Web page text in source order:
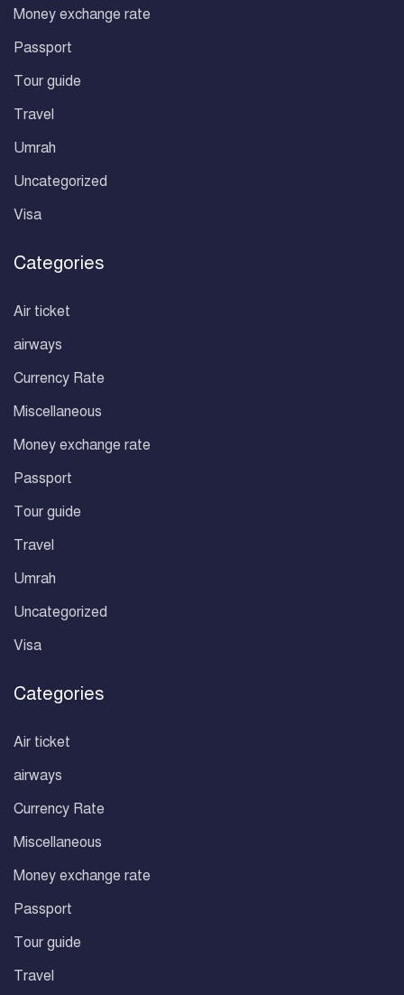
Money exchange rate
Passport
Tour guide
Travel
Umrah
Uncategorized
Visa
Categories
Air ticket
airways
Currency Rate
Miscellaneous
Money exchange rate
Passport
Tour guide
Travel
Umrah
Uncategorized
Visa
Categories
Air ticket
airways
Currency Rate
Miscellaneous
Money exchange rate
Passport
Tour guide
Travel